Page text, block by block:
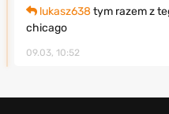
lukasz638 tym razem z
chicago
09.03, 10:52